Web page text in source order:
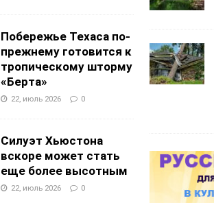
Побережье Техаса по-
прежнему готовится к
тропическому шторму
«Берта»
22, июль 2026 0
Силуэт Хьюстона
вскоре может стать
еще более высотным
22, июль 2026 0